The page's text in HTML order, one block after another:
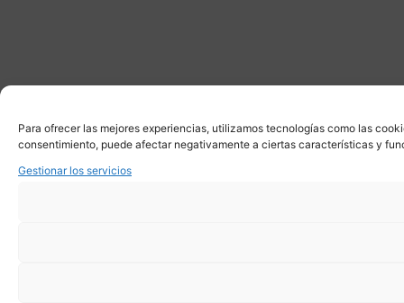
Para ofrecer las mejores experiencias, utilizamos tecnologías como las
consentimiento, puede afectar negativamente a ciertas características y
Gestionar los servicios